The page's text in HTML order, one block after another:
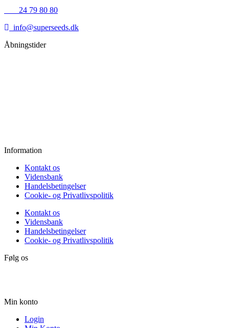
24 79 80 80
info@superseeds.dk
Åbningstider
Information
Kontakt os
Vidensbank
Handelsbetingelser
Cookie- og Privatlivspolitik
Kontakt os
Vidensbank
Handelsbetingelser
Cookie- og Privatlivspolitik
Følg os
Min konto
Login